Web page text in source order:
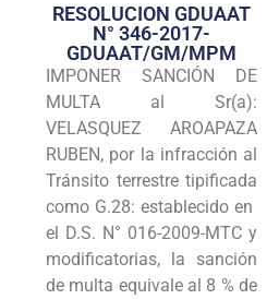
Transparencia
Seguridad
Programas
Intranet
RESOLUCION GDUAAT
N° 346-2017-
GDUAAT/GM/MPM
IMPONER SANCIÓN DE
MULTA al Sr(a):
VELASQUEZ AROAPAZA
RUBEN, por la infracción al
Tránsito terrestre tipificada
como G.28: establecido en
el D.S. N° 016-2009-MTC y
modificatorias, la sanción
de multa equivale al 8 % de